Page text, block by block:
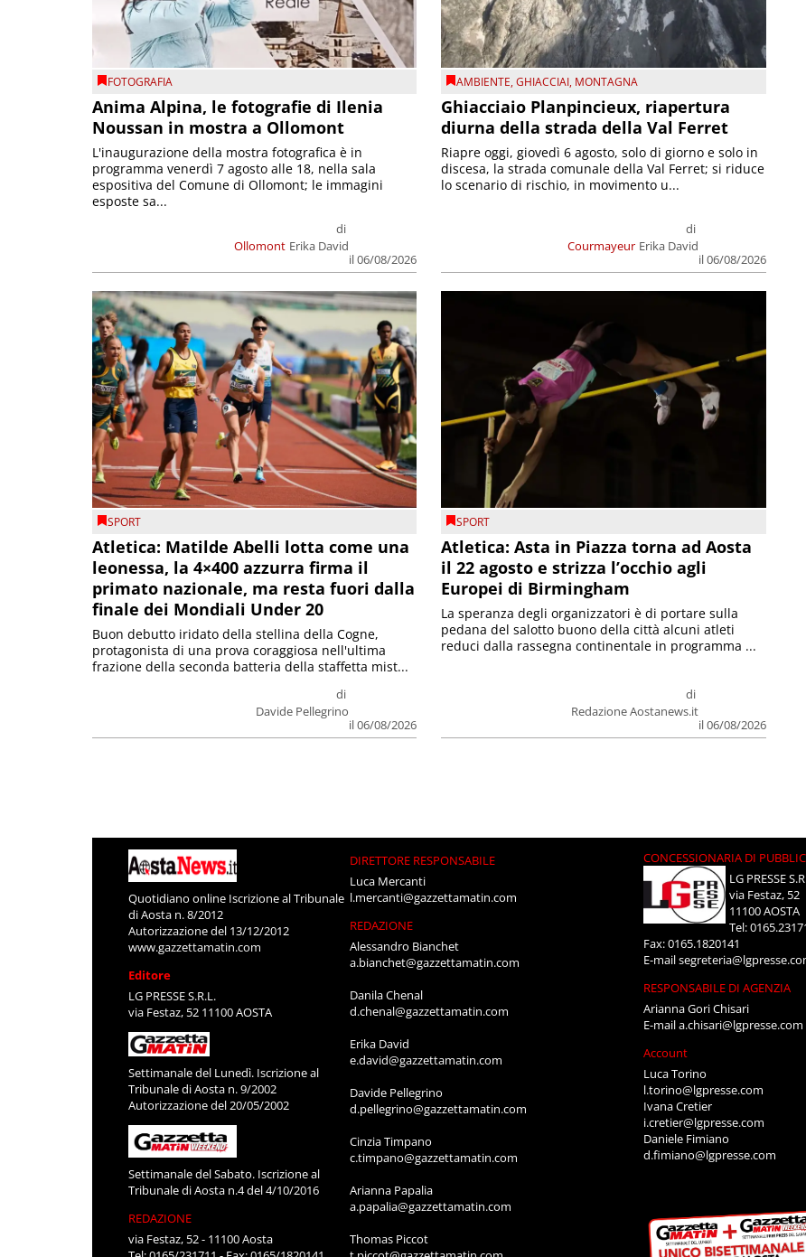
FOTOGRAFIA
Anima Alpina, le fotografie di Ilenia
Noussan in mostra a Ollomont
Ollomont
di
Erika David
il 06/08/2026
L'inaugurazione della mostra fotografica è in
programma venerdì 7 agosto alle 18, nella sala
espositiva del Comune di Ollomont; le immagini
esposte sa...
AMBIENTE,GHIACCIAI, MONTAGNA
Ghiacciaio Planpincieux, riapertura
diurna della strada della Val Ferret
Courmayeur
di
Erika David
il 06/08/2026
Riapre oggi, giovedì 6 agosto, solo di giorno e solo in
discesa, la strada comunale della Val Ferret; si riduce
lo scenario di rischio, in movimento u...
SPORT
Atletica: Matilde Abelli lotta come una
leonessa, la 4×400 azzurra firma il
primato nazionale, ma resta fuori dalla
finale dei Mondiali Under 20
di
Davide Pellegrino
il 06/08/2026
Buon debutto iridato della stellina della Cogne,
protagonista di una prova coraggiosa nell'ultima
frazione della seconda batteria della staffetta mist...
SPORT
Atletica: Asta in Piazza torna ad Aosta
il 22 agosto e strizza l’occhio agli
Europei di Birmingham
di
Redazione Aostanews.it
il 06/08/2026
La speranza degli organizzatori è di portare sulla
pedana del salotto buono della città alcuni atleti
reduci dalla rassegna continentale in programma ...
Quotidiano online Iscrizione al Tribunale
di Aosta n. 8/2012
Autorizzazione del 13/12/2012
www.gazzettamatin.com
Editore
via Festaz, 52 11100 AOSTA
Settimanale del Lunedì. Iscrizione al
Autorizzazione del 20/05/2002
Luca Mercanti
l.mercanti@gazzettamatin.com
REDAZIONE
Alessandro Bianchet
Danila Chenal
Erika David
Davide Pellegrino
via Festaz, 52
11100 AOSTA
E-mailsegreteria@lgpresse.com
RESPONSABILE DI AGENZIA
Arianna Gori Chisari
E-maila.chisari@lgpresse.com
l.torino@lgpresse.com
Ivana Cretier
i.cretier@lgpresse.com